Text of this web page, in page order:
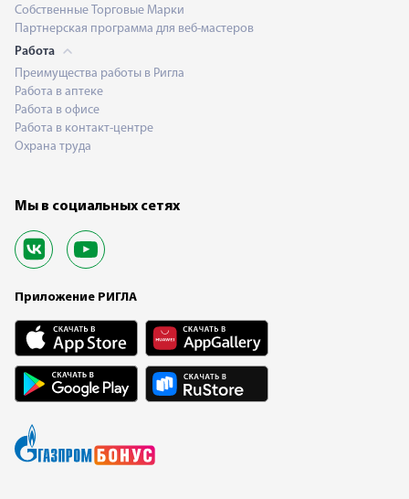
Собственные Торговые Марки
Партнерская программа для веб-мастеров
Работа
Преимущества работы в Ригла
Работа в аптеке
Работа в офисе
Работа в контакт-центре
Охрана труда
Мы в социальных сетях
Приложение РИГЛА